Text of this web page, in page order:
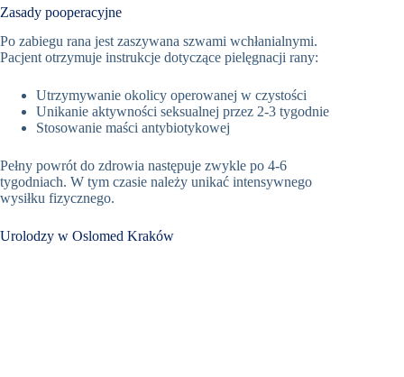
Zasady pooperacyjne
Po zabiegu rana jest zaszywana szwami wchłanialnymi.
Pacjent otrzymuje instrukcje dotyczące pielęgnacji rany:
Utrzymywanie okolicy operowanej w czystości
Unikanie aktywności seksualnej przez 2-3 tygodnie
Stosowanie maści antybiotykowej
Pełny powrót do zdrowia następuje zwykle po 4-6
tygodniach. W tym czasie należy unikać intensywnego
wysiłku fizycznego.
Urolodzy w Oslomed Kraków